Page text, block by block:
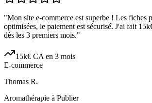
"Mon site e-commerce est superbe ! Les fiches
optimisées, le paiement est sécurisé. J'ai fait
dès les 3 premiers mois."
15k€ CA en 3 mois
E-commerce
Thomas R.
Aromathérapie à Publier